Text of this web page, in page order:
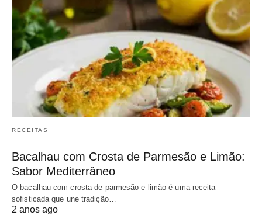
RECEITAS
Bacalhau com Crosta de Parmesão e Limão:
Sabor Mediterrâneo
O bacalhau com crosta de parmesão e limão é uma receita
sofisticada que une tradição…
2 anos ago